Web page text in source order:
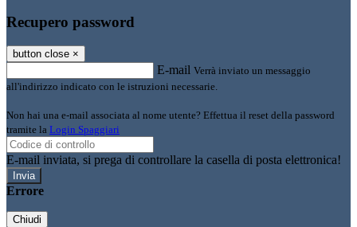
Recupero password
button close ×
E-mail Verrà inviato un messaggio
all'indirizzo indicato con le istruzioni necessarie.
Non hai una e-mail associata al nome utente? Effettua il reset della password
tramite la Login Spaggiari
E-mail inviata, si prega di controllare la casella di posta elettronica!
Errore
Chiudi